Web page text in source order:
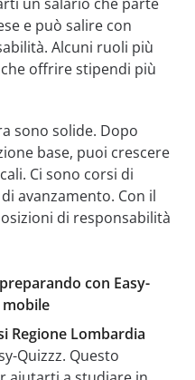
e può salire con
Alcuni ruoli più
offrire stipendi più
sono solide. Dopo
base, puoi crescere
Ci sono corsi di
avanzamento. Con il
di responsabilità
con Easy-
mobile
Regione Lombardia
Quizzz. Questo